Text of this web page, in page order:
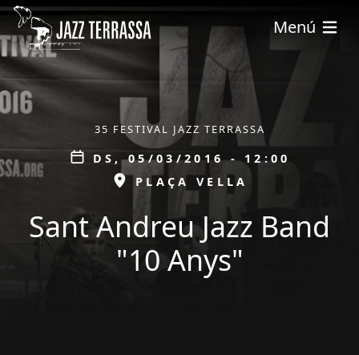
Vés al contingut
Menú
35 FESTIVAL JAZZ TERRASSA
Data
DS, 05/03/2016 - 12:00
ESPAI
PLAÇA VELLA
Sant Andreu Jazz Band
"10 Anys"